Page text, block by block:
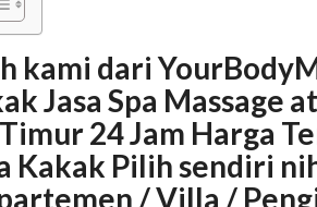
kami dari
Jasa Spa Massage
24 Jam Harga
Kakak Pilih sendiri
/ Villa /